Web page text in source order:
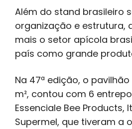
Além do stand brasileiro
organização e estrutura,
mais o setor apícola
país como grande
Na 47ª edição, o
m², contou com 6
Essenciale Bee Products,
Supermel, que tiveram a